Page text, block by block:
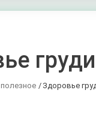
полезное / Здоровье